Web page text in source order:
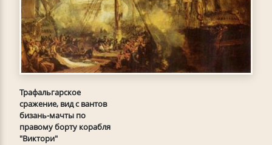
Трафальгарское
сражение, вид с вантов
бизань-мачты по
правому борту корабля
"Виктори"